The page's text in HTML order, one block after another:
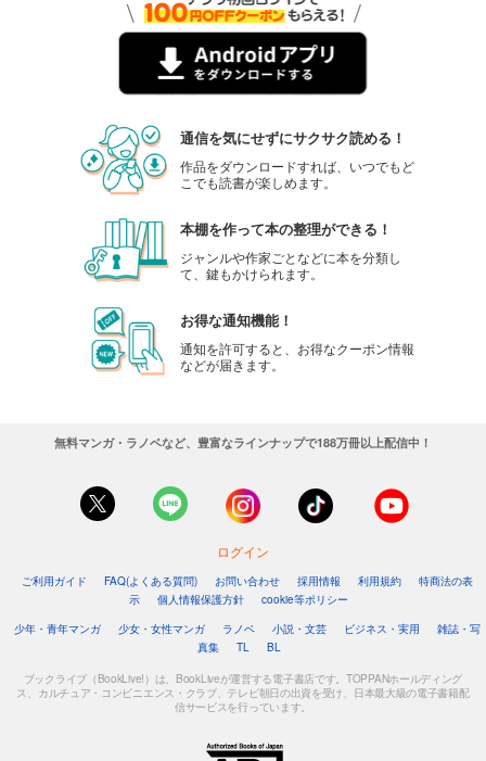
通信を気にせずにサクサク読める！
作品をダウンロードすれば、いつでもど
こでも読書が楽しめます。
本棚を作って本の整理ができる！
ジャンルや作家ごとなどに本を分類し
て、鍵もかけられます。
お得な通知機能！
通知を許可すると、お得なクーポン情報
などが届きます。
無料マンガ・ラノベなど、豊富なラインナップで188万冊以上配信中！
ログイン
ご利用ガイド FAQ(よくある質問) お問い合わせ 採用情報 利用規約
特商法の表
示
個人情報保護方針
cookie等ポリシー
少年・青年マンガ
少女・女性マンガ ラノベ 小説・文芸 ビジネス・実用
雑誌・写
真集
TL BL
ブックライブ（BookLive!）は、BookLiveが運営する電子書店です。TOPPANホールディング
ス、カルチュア・コンビニエンス・クラブ、テレビ朝日の出資を受け、日本最大級の電子書籍配
信サービスを行っています。